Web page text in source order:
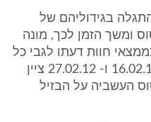
בגידוליהם של
ומשך הזמן לכך, מונה
חוות דעתו לגבי כל
אחד מהתובעים, מתאריכים 16.02.12 ו- 27.02.12 ציין
העשביה על הבזיל